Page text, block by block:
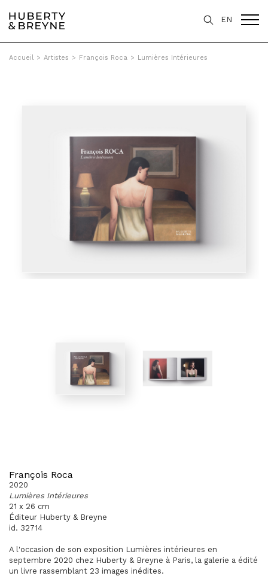
EN
Accueil > Artistes > François Roca > Lumières Intérieures
François Roca
2020
Lumières Intérieures
21 x 26 cm
Éditeur Huberty & Breyne
id. 32714
A l'occasion de son exposition Lumières intérieures en
septembre 2020 chez Huberty & Breyne à Paris, la galerie a édité
un livre rassemblant 23 images inédites.